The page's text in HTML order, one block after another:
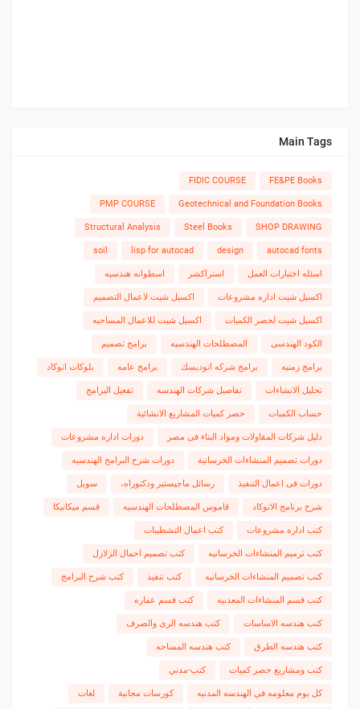
Main Tags
FE&PE Books
FIDIC COURSE
Geotechnical and Foundation Books
PMP COURSE
SHOP DRAWING
Steel Books
Structural Analysis
autocad fonts
design
lisp for autocad
soil
اسئله اختبارات العمل استراكشر اسطوانه هندسيه
اكسيل شيت اداره مشروعات اكسيل شيت لاعمال التصميم
اكسيل شيت لحصر الكميات اكسيل شيت للاعمال المساحيه
الكود الهندسى المصطلحات الهندسيه برامج تصميم
برامج زمنيه برامج شركه اتوديسك برامج عامه بلوكات اتوكاد
تحليل الانشاءات تفاصيل شركات الهندسه تفعيل البرامج
حساب الكميات حصر كميات المشاريع الانشائية
دليل شركات المقاولات ومواد البناء فى مصر دورات اداره مشروعات
دورات تصميم المنشاءات الخرسانية دورات شرح البرامج الهندسيه
دورات فى اعمال التنفيذ رسائل ماجيستير ودكتوراه، سويل
شرح برنامج الاتوكاد قاموس المصطلحات الهندسيه قسم ميكانيكا
كتب اداره مشروعات كتب اعمال التشطيبات
كتب ترميم المنشاءات الخرسانيه كتب تصميم احمال الزلازل
كتب تصميم المنشاءات الخرسانيه كتب تنفيذ كتب شرح البرامج
كتب قسم المنشاءات المعدنيه كتب قسم عماره
كتب هندسه الاساسات كتب هندسه الرى والصرف
كتب هندسه الطرق كتب هندسه المساحه
كتب ومشاريع حصر كميات كتب-مدني
كل يوم معلومه في الهندسه المدنيه كورسات مجانية لغات